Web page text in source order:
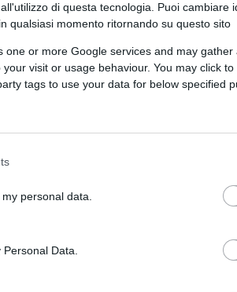
di questa tecnologia. Puoi cambiare
qualsiasi momento ritornando su questo sito
one or more Google services and may gather
visit or usage behaviour. You may click
tags to use your data for below specified
personal data.
Data.